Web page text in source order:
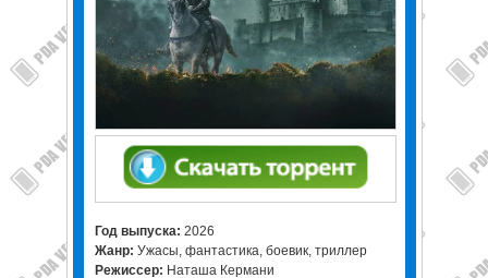
Год выпуска: 2026
Жанр: Ужасы, фантастика, боевик, триллер
Режиссер: Наташа Кермани